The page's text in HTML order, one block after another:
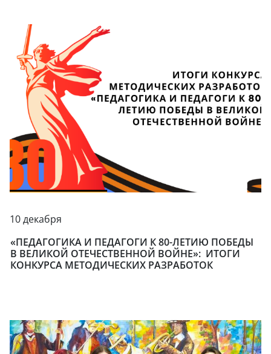
10 декабря
«ПЕДАГОГИКА И ПЕДАГОГИ К 80-ЛЕТИЮ ПОБЕДЫ
В ВЕЛИКОЙ ОТЕЧЕСТВЕННОЙ ВОЙНЕ»: ИТОГИ
КОНКУРСА МЕТОДИЧЕСКИХ РАЗРАБОТОК